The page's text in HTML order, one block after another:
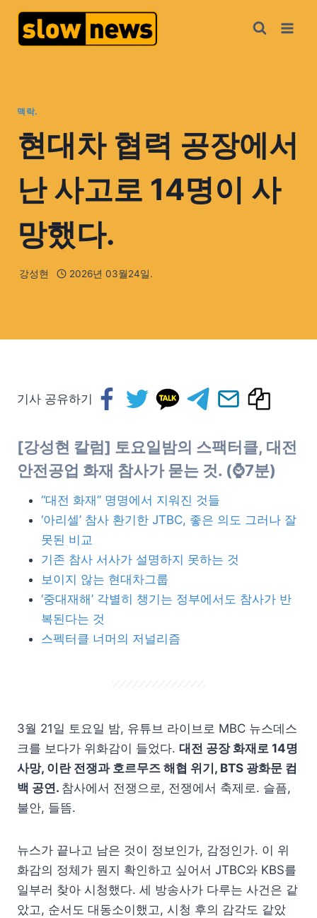
맥락.
현대차 협력 공장에서
난 사고로 14명이 사
망했다.
강성현 2026년 03월24일.
기사 공유하기
[강성현 칼럼] 토요일밤의 스팩터클, 대전
안전공업 화재 참사가 묻는 것. (⌚7분)
“대전 화재” 명명에서 지워진 것들
‘아리셀’ 참사 환기한 JTBC, 좋은 의도 그러나 잘
못된 비교
기존 참사 서사가 설명하지 못하는 것
보이지 않는 현대차그룹
‘중대재해’ 각별히 챙기는 정부에서도 참사가 반
복된다는 것
스펙터클 너머의 저널리즘
3월 21일 토요일 밤, 유튜브 라이브로 MBC 뉴스데스
크를 보다가 위화감이 들었다. 대전 공장 화재로 14명
사망, 이란 전쟁과 호르무즈 해협 위기, BTS 광화문 컴
백 공연. 참사에서 전쟁으로, 전쟁에서 축제로. 슬픔,
불안, 들뜸.
뉴스가 끝나고 남은 것이 정보인가, 감정인가. 이 위
화감의 정체가 뭔지 확인하고 싶어서 JTBC와 KBS를
일부러 찾아 시청했다. 세 방송사가 다루는 사건은 같
았고, 순서도 대동소이했고, 시청 후의 감각도 같았